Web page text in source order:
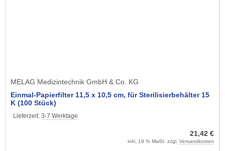
MELAG Medizintechnik GmbH & Co. KG
Einmal-Papierfilter 11,5 x 10,5 cm, für Sterilisierbehälter 15
K (100 Stück)
Lieferzeit: 3-7 Werktage
21,42 €
inkl. 19 % MwSt. zzgl. Versandkosten